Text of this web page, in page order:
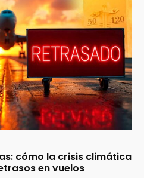
cómo la crisis climática
en vuelos